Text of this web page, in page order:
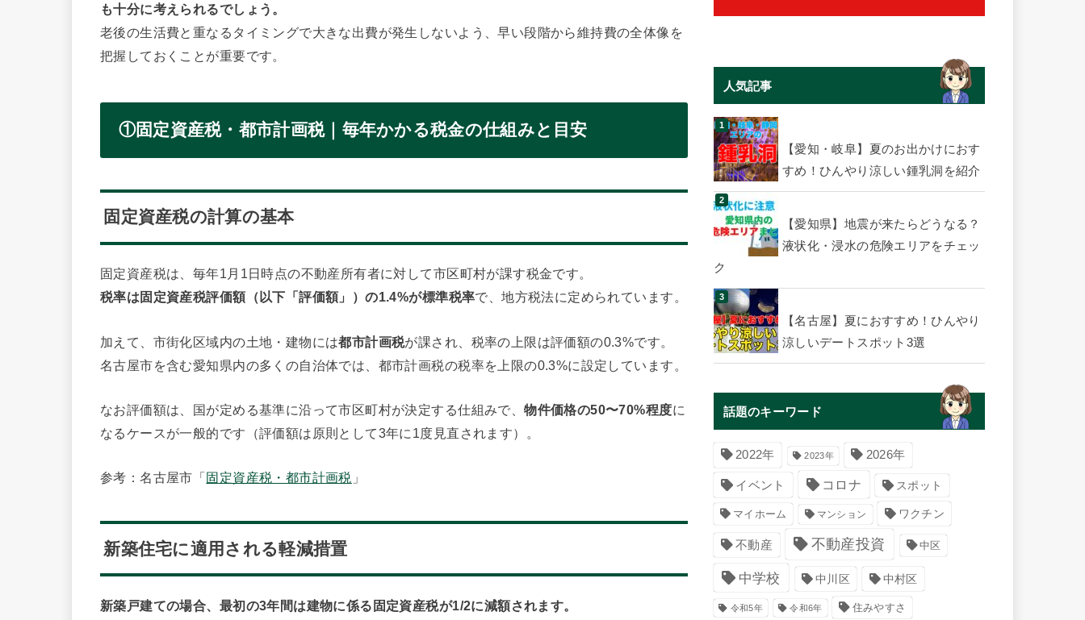
も十分に考えられるでしょう。
老後の生活費と重なるタイミングで大きな出費が発生しないよう、早い段階から維持費の全体像を
把握しておくことが重要です。
①固定資産税・都市計画税｜毎年かかる税金の仕組みと目安
固定資産税の計算の基本
固定資産税は、毎年1月1日時点の不動産所有者に対して市区町村が課す税金です。
税率は固定資産税評価額（以下「評価額」）の1.4%が標準税率で、地方税法に定められています。
加えて、市街化区域内の土地・建物には都市計画税が課され、税率の上限は評価額の0.3%です。
名古屋市を含む愛知県内の多くの自治体では、都市計画税の税率を上限の0.3%に設定しています。
なお評価額は、国が定める基準に沿って市区町村が決定する仕組みで、物件価格の50〜70%程度に
なるケースが一般的です（評価額は原則として3年に1度見直されます）。
参考：名古屋市「 固定資産税・都市計画税 」
新築住宅に適用される軽減措置
新築戸建ての場合、最初の3年間は建物に係る固定資産税が1/2に減額されます。
人気記事
【愛知・岐阜】夏のお出かけにおす
すめ！ひんやり涼しい鍾乳洞を紹介
【愛知県】地震が来たらどうなる？
液状化・浸水の危険エリアをチェッ
ク
【名古屋】夏におすすめ！ひんやり
涼しいデートスポット3選
話題のキーワード
2022年 2023年 2026年
イベント コロナ スポット
マイホーム マンション ワクチン
不動産 不動産投資 中区
中学校 中川区 中村区
令和5年 令和6年 住みやすさ